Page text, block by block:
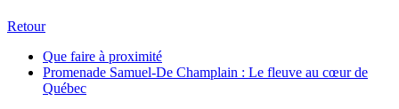
Retour
Que faire à proximité
Promenade Samuel-De Champlain : Le fleuve au cœur de
Québec